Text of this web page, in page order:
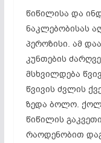
წიწილისა და
ნაკლებობისას
პეროზისი. ამ
კუნთების
მსხვილდება
წვივის ძვლის
ზედა ბოლო.
წიწილის
რაოდენობით